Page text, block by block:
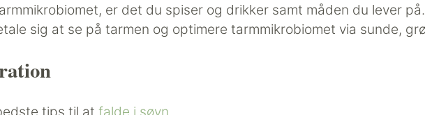
er det du spiser og drikker samt måden du lever
sig at se på tarmen og optimere tarmmikrobiomet via sunde,
tips til at falde i søvn.